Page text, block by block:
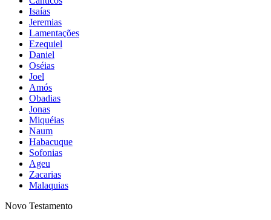
Isaías
Jeremias
Lamentações
Ezequiel
Daniel
Oséias
Joel
Amós
Obadias
Jonas
Miquéias
Naum
Habacuque
Sofonias
Ageu
Zacarias
Malaquias
Novo Testamento